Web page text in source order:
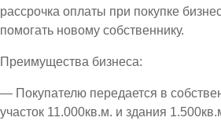
рассрочка оплаты при покупке
помогать новому собственнику.
Преимущества бизнеса:
— Покупателю передается в
участок 11.000кв.м. и здания